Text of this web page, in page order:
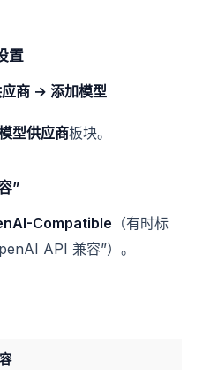
置
商 → 添加模型
型供应商板块。
”
Compatible （有时标
API 兼容”）。